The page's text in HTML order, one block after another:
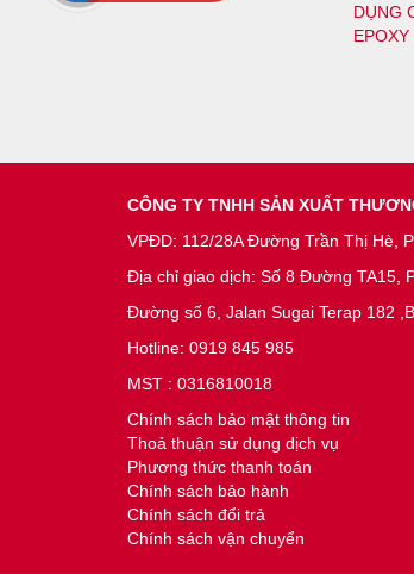
DỤNG
EPOXY
CÔNG TY TNHH SẢN XUẤT
VPĐD: 112/28A Đường Trần Thị Hè,
Địa chỉ giao dịch: Số 8 Đường TA15,
Đường số 6, Jalan Sugai Terap 182
Hotline: 0919 845 985
MST : 0316810018
Chính sách bảo mật thông tin
Thoả thuận sử dụng dịch vụ
Phương thức thanh toán
Chính sách bảo hành
Chính sách đổi trả
Chính sách vận chuyển